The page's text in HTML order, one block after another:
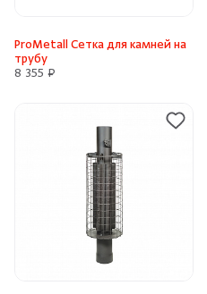
ProMetall Сетка для камней на
трубу
8 355 ₽